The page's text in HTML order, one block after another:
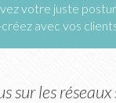
votre juste
avec vos
sur les